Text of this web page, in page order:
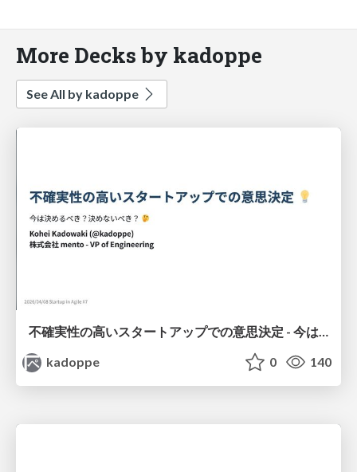
More Decks by kadoppe
See All by kadoppe
不確実性の高いスタートアップでの意思決定 - 今は決めるべき？決めないべき？
kadoppe
0 140